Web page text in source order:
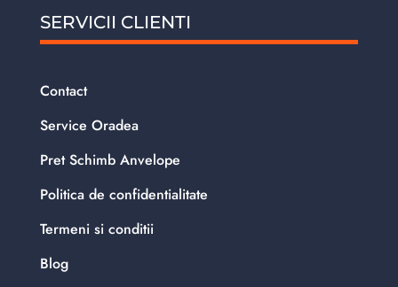
SERVICII CLIENTI
Contact
Service Oradea
Pret Schimb Anvelope
Politica de confidentialitate
Termeni si conditii
Blog